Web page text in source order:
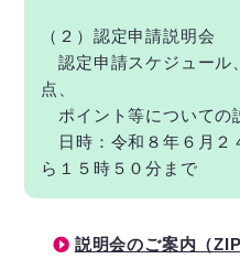
（２）認定申請説明会
認定申請スケジュール
点、
ポイント等についての
日時：令和８年６月２
ら１５時５０分まで
説明会のご案内（